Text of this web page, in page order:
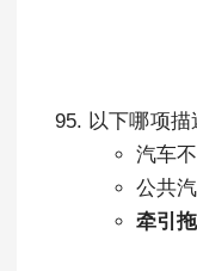
以下哪项描
汽车
公共
牵引